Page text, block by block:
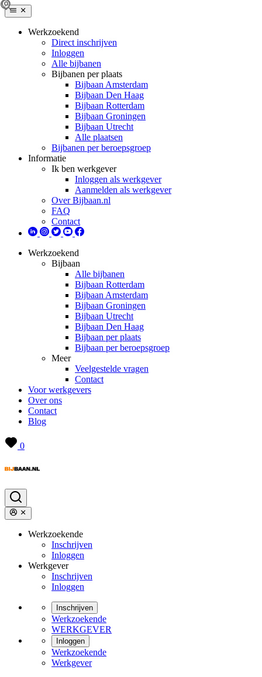
Werkzoekend
Direct inschrijven
Inloggen
Alle bijbanen
Bijbanen per plaats
Bijbaan Amsterdam
Bijbaan Den Haag
Bijbaan Rotterdam
Bijbaan Groningen
Bijbaan Utrecht
Alle plaatsen
Bijbanen per beroepsgroep
Informatie
Ik ben werkgever
Inloggen als werkgever
Aanmelden als werkgever
Over Bijbaan.nl
FAQ
Contact
Werkzoekend
Bijbaan
Alle bijbanen
Bijbaan Rotterdam
Bijbaan Amsterdam
Bijbaan Groningen
Bijbaan Utrecht
Bijbaan Den Haag
Bijbaan per plaats
Bijbaan per beroepsgroep
Meer
Veelgestelde vragen
Contact
Voor werkgevers
Over ons
Contact
Blog
0
Werkzoekende
Inschrijven
Inloggen
Werkgever
Inschrijven
Inloggen
Inschrijven
Werkzoekende
WERKGEVER
Inloggen
Werkzoekende
Werkgever